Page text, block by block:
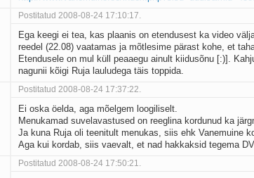
Postitatud 2008-08-24 17:10:17.
Ega keegi ei tea, kas plaanis on etendusest ka video
reedel (22.08) vaatamas ja mõtlesime pärast kohe, et
Etendusele on mul küll peaaegu ainult kiidusõnu [:)].
nagunii kõigi Ruja lauludega täis toppida.
Postitatud 2008-08-24 17:37:22.
Ei oska öelda, aga mõelgem loogiliselt.
Menukamad suvelavastused on reeglina kordunud ka
Ja kuna Ruja oli teenitult menukas, siis ehk Vanemuine
Aga kui kordab, siis vaevalt, et nad hakkaksid tegema
Postitatud 2008-08-24 17:50:21.